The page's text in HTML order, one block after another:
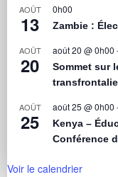
AOÛT
13
0h00
Zambie :
AOÛT
20
août 20 @ 0h00
Sommet sur
AOÛT
25
août 25 @ 0h00
Kenya –
Conférence
Voir le calendrier